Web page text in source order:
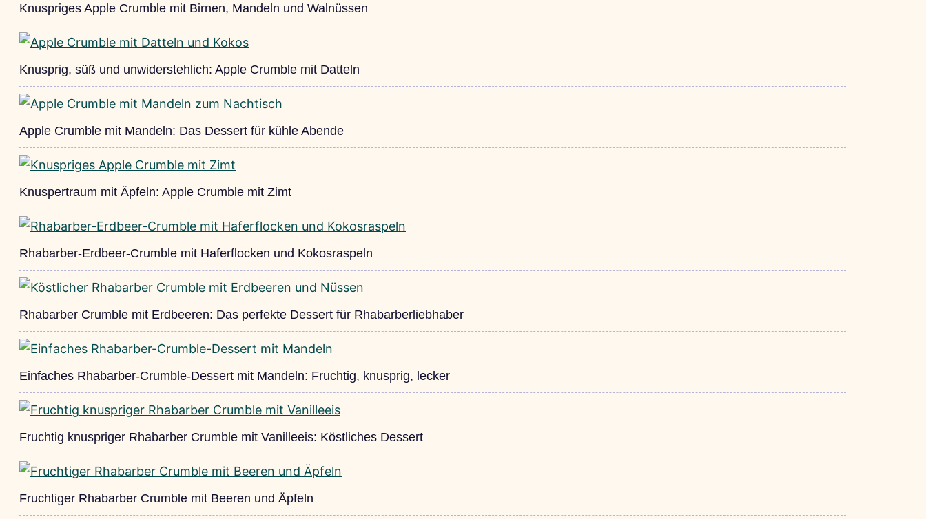
Knuspriges Apple Crumble mit Birnen, Mandeln und Walnüssen
Knusprig, süß und unwiderstehlich: Apple Crumble mit Datteln
Apple Crumble mit Mandeln: Das Dessert für kühle Abende
Knuspertraum mit Äpfeln: Apple Crumble mit Zimt
Rhabarber-Erdbeer-Crumble mit Haferflocken und Kokosraspeln
Rhabarber Crumble mit Erdbeeren: Das perfekte Dessert für Rhabarberliebhaber
Einfaches Rhabarber-Crumble-Dessert mit Mandeln: Fruchtig, knusprig, lecker
Fruchtig knuspriger Rhabarber Crumble mit Vanilleeis: Köstliches Dessert
Fruchtiger Rhabarber Crumble mit Beeren und Äpfeln